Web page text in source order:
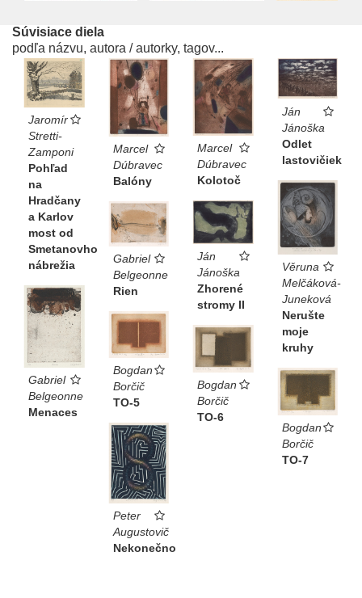
Súvisiace diela
podľa názvu, autora / autorky, tagov...
Jaromír
Stretti-
Zamponi
Pohľad
na
Hradčany
a Karlov
most od
Smetanovho
nábrežia
Marcel
Dúbravec
Balóny
Marcel
Dúbravec
Kolotoč
Ján
Jánoška
Odlet
lastovičiek
Věruna
Melčáková-
Juneková
Nerušte
moje
kruhy
Ján
Jánoška
Zhorené
stromy II
Gabriel
Belgeonne
Rien
Gabriel
Belgeonne
Menaces
Bogdan
Borčič
TO-5
Bogdan
Borčič
TO-6
Bogdan
Borčič
TO-7
Peter
Augustovič
Nekonečno